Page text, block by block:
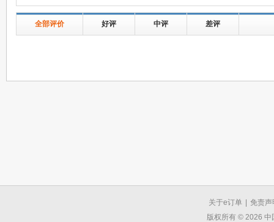
全部评价 好评 中评 差评
关于e订单
免责声
版权所有 © 2026